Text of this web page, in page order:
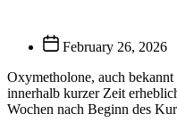
February 26, 2026
Oxymetholone, auch
innerhalb kurzer Zeit
Wochen nach Beginn des